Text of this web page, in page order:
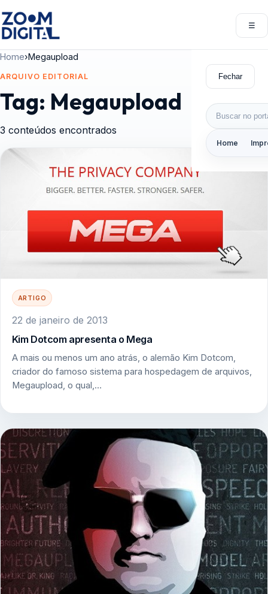
☰
Fechar
Buscar por:
Home
Home›Megaupload
ARQUIVO EDITORIAL
Tag: Megaupload
3 conteúdos encontrados
ARTIGO
22 de janeiro de 2013
Kim Dotcom apresenta o Mega
A mais ou menos um ano atrás, o alemão Kim Dotcom,
criador do famoso sistema para hospedagem de arquivos,
Megaupload, o qual,…